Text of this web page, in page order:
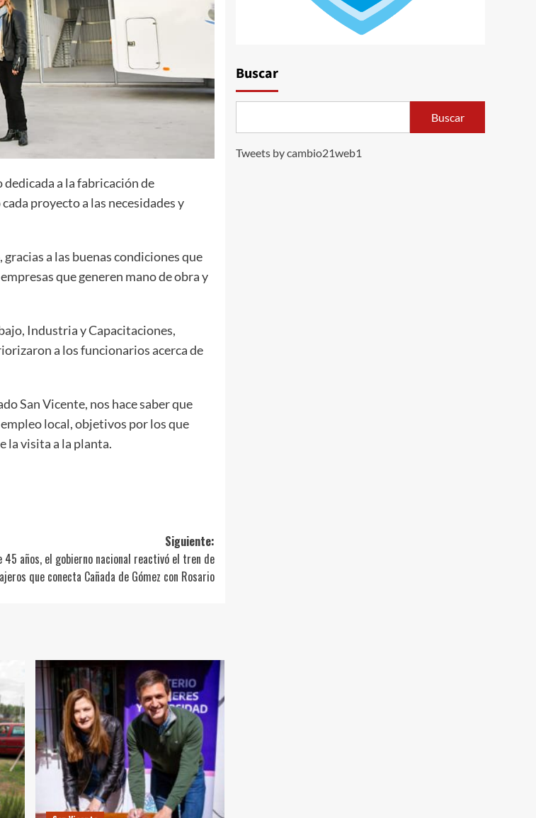
a la fabricación de
proyecto a las necesidades y
a las buenas condiciones que
que generen mano de obra y
Industria y Capacitaciones,
a los funcionarios acerca de
San Vicente, nos hace saber que
local, objetivos por los que
la visita a la planta.
Siguiente:
45 años, el gobierno nacional reactivó el tren de
que conecta Cañada de Gómez con Rosario
Buscar
Buscar
Tweets by cambio21web1